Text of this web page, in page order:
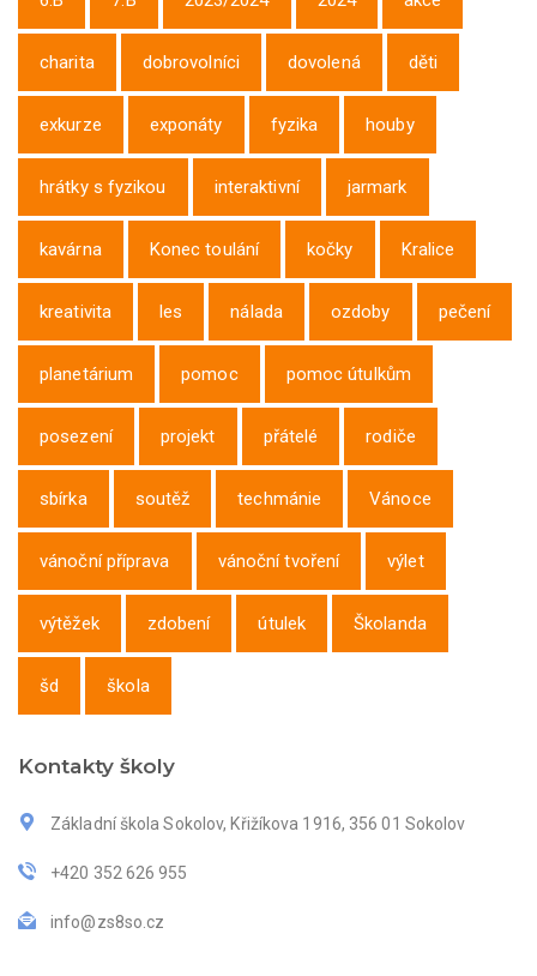
charita dobrovolníci dovolená děti
exkurze exponáty fyzika houby
hrátky s fyzikou interaktivní jarmark
kavárna Konec toulání kočky Kralice
kreativita les nálada ozdoby pečení
planetárium pomoc pomoc útulkům
posezení projekt přátelé rodiče
sbírka soutěž techmánie Vánoce
vánoční příprava vánoční tvoření výlet
výtěžek zdobení útulek Školanda
šd škola
Kontakty školy
Základní škola Sokolov, Křižíkova 1916, 356 01 Sokolov
+420 352 626 955
info@zs8so.cz